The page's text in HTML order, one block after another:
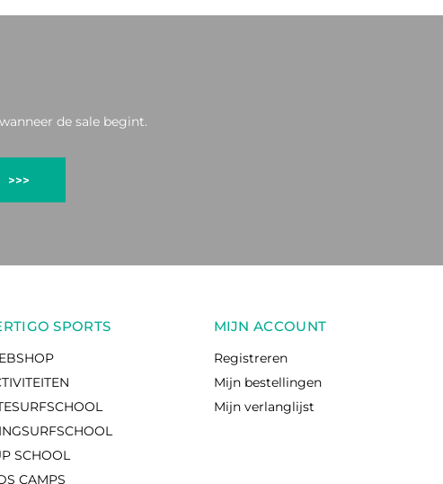
de sale begint.
>>>
SPORTS
SCHOOL
CAMPS
MIJN ACCOUNT
Registreren
Mijn bestellingen
Mijn verlanglijst